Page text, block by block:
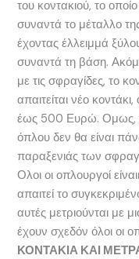
του κοντακιού, το
συναντά το μέταλλο
έχοντας έλλειμμά
συναντά τη βάση.
με τις σφραγίδες, το
απαιτείται νέο
έως 500 Ευρώ. Ομως,
όπλου δεν θα είναι
παραξενιάς των
Ολοι οι οπλουργοί
απαιτεί το
αυτές μετριούνται με
έχουν σχεδόν όλοι οι
ΚΟΝΤΑΚΙΑ ΚΑΙ